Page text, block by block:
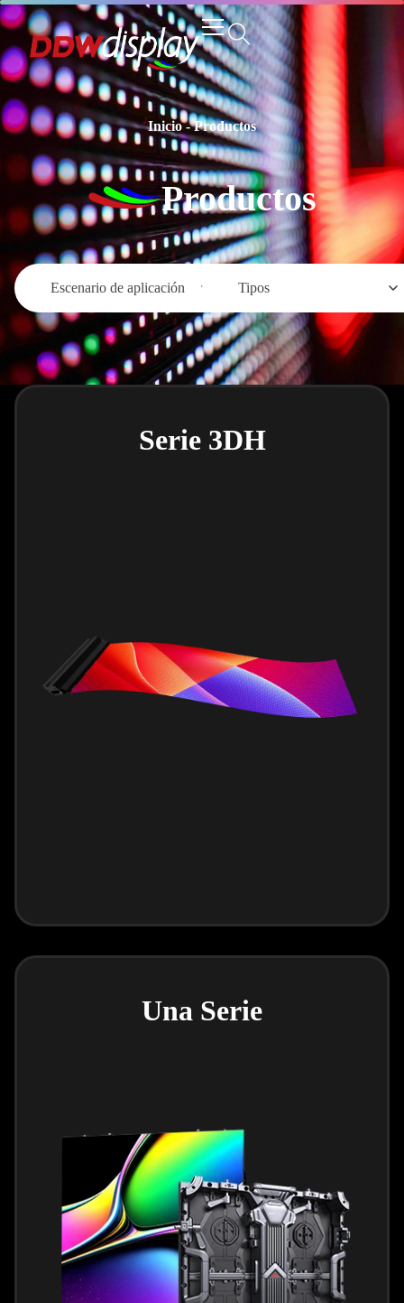
Inicio-Productos
Productos
Escenario de aplicación Tipos
Serie 3DH
Una Serie